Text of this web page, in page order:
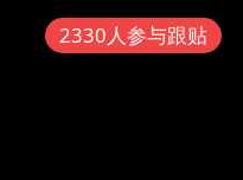
2330人参与跟贴